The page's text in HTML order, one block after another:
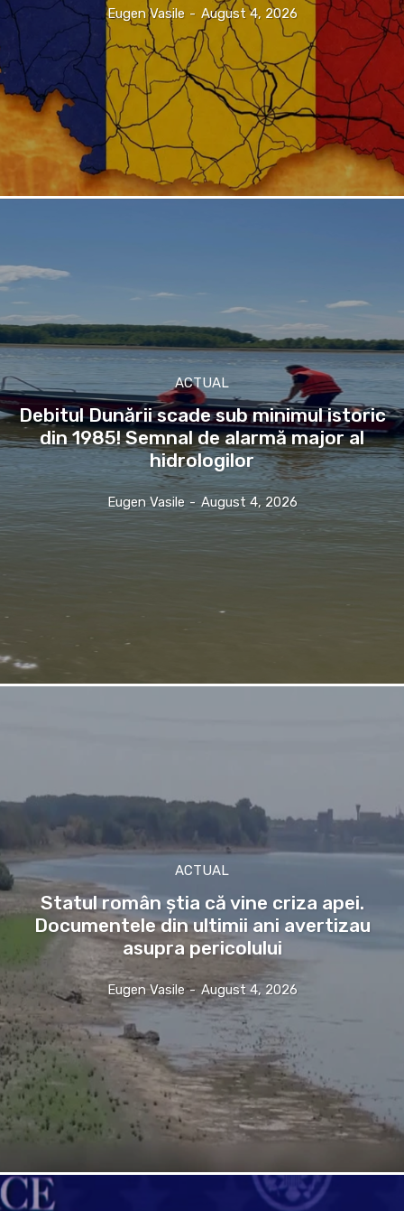
Eugen Vasile - August 4, 2026
ACTUAL
Debitul Dunării scade sub minimul istoric
din 1985! Semnal de alarmă major al
hidrologilor
Eugen Vasile - August 4, 2026
ACTUAL
Statul român știa că vine criza apei.
Documentele din ultimii ani avertizau
asupra pericolului
Eugen Vasile - August 4, 2026